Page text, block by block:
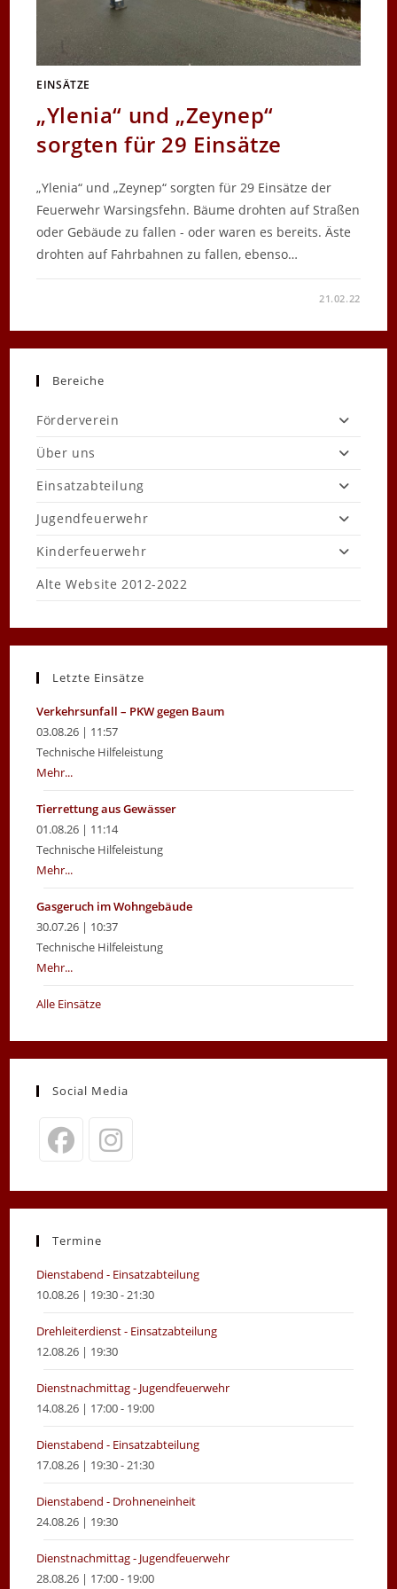
EINSÄTZE
„Ylenia“ und „Zeynep“
sorgten für 29 Einsätze
„Ylenia“ und „Zeynep“ sorgten für 29 Einsätze der
Feuerwehr Warsingsfehn. Bäume drohten auf Straßen
oder Gebäude zu fallen - oder waren es bereits. Äste
drohten auf Fahrbahnen zu fallen, ebenso…
„ZEYNEP“
21.02.22
Bereiche
Förderverein
Über uns
Einsatzabteilung
Jugendfeuerwehr
Kinderfeuerwehr
Alte Website 2012-2022
Letzte Einsätze
Verkehrsunfall – PKW gegen Baum
03.08.26 | 11:57
Technische Hilfeleistung
Mehr...
Tierrettung aus Gewässer
01.08.26 | 11:14
Technische Hilfeleistung
Mehr...
Gasgeruch im Wohngebäude
30.07.26 | 10:37
Technische Hilfeleistung
Mehr...
Alle Einsätze
Social Media
in
new
in
new
Termine
Dienstabend - Einsatzabteilung
10.08.26 | 19:30 - 21:30
Drehleiterdienst - Einsatzabteilung
12.08.26 | 19:30
Dienstnachmittag - Jugendfeuerwehr
14.08.26 | 17:00 - 19:00
Dienstabend - Einsatzabteilung
17.08.26 | 19:30 - 21:30
Dienstabend - Drohneneinheit
24.08.26 | 19:30
Dienstnachmittag - Jugendfeuerwehr
28.08.26 | 17:00 - 19:00